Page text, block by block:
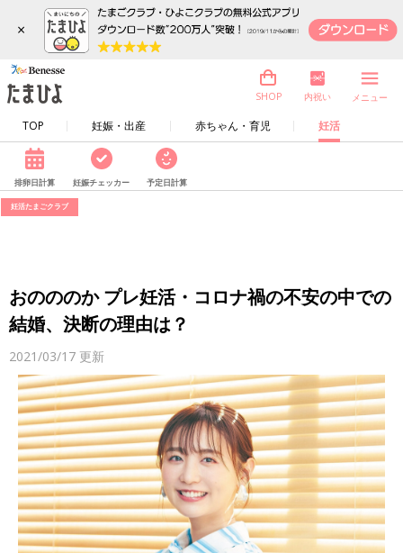
×
TOP 妊娠・出産 赤ちゃん・育児 妊活
SHOP 内祝い メニュー
排卵日計算 妊娠チェッカー 予定日計算
妊活たまごクラブ
おのののか プレ妊活・コロナ禍の不安の中での
結婚、決断の理由は？
2021/03/17 更新